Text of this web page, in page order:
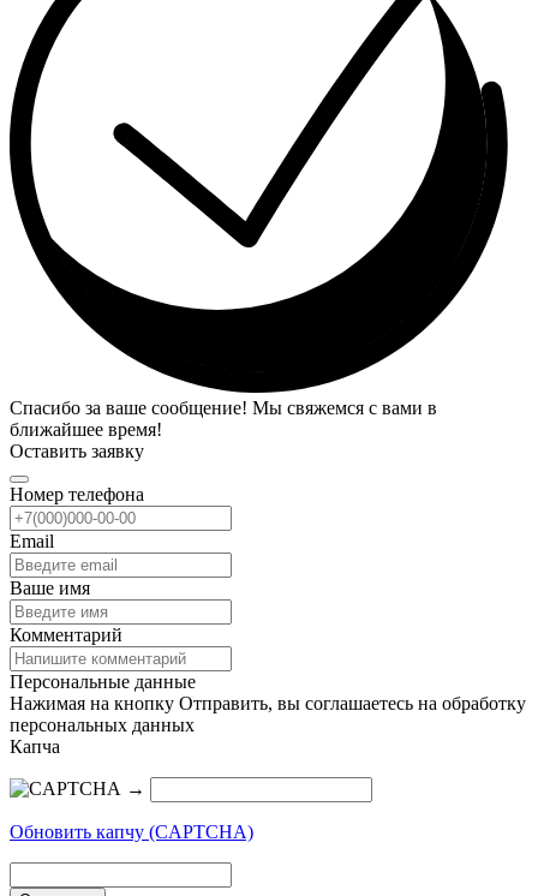
Спасибо за ваше сообщение! Мы свяжемся с вами в
ближайшее время!
Оставить заявку
Номер телефона
Email
Ваше имя
Комментарий
Персональные данные
Нажимая на кнопку Отправить, вы соглашаетесь на обработку
персональных данных
Капча
→
Обновить капчу (CAPTCHA)